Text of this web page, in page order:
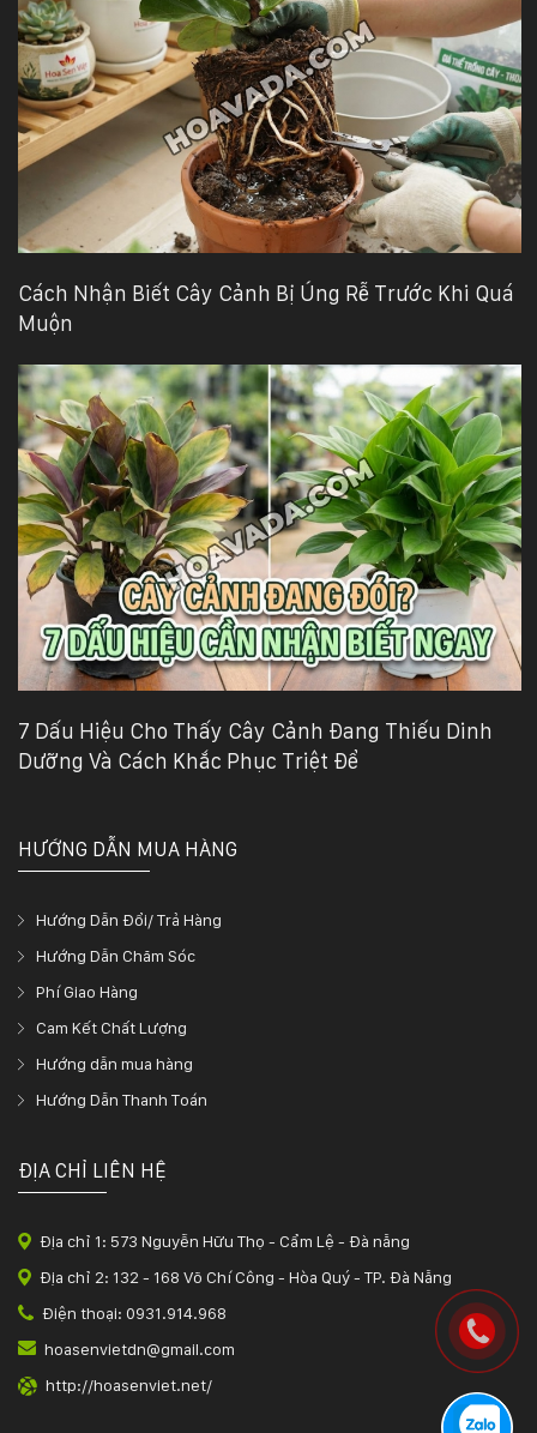
Cách Nhận Biết Cây Cảnh Bị Úng Rễ Trước Khi Quá
Muộn
7 Dấu Hiệu Cho Thấy Cây Cảnh Đang Thiếu Dinh
Dưỡng Và Cách Khắc Phục Triệt Để
HƯỚNG DẪN MUA HÀNG
Hướng Dẫn Đổi/ Trả Hàng
Hướng Dẫn Chăm Sóc
Phí Giao Hàng
Cam Kết Chất Lượng
Hướng dẫn mua hàng
Hướng Dẫn Thanh Toán
ĐỊA CHỈ LIÊN HỆ
Địa chỉ 1: 573 Nguyễn Hữu Thọ - Cẩm Lệ - Đà nẵng
Địa chỉ 2: 132 - 168 Võ Chí Công - Hòa Quý - TP. Đà Nẵng
Điện thoại: 0931.914.968
hoasenvietdn@gmail.com
http://hoasenviet.net/